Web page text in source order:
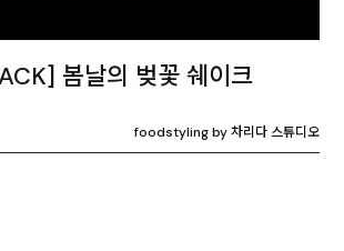
봄날의 벚꽃 쉐이크
foodstyling by 차리다 스튜디오